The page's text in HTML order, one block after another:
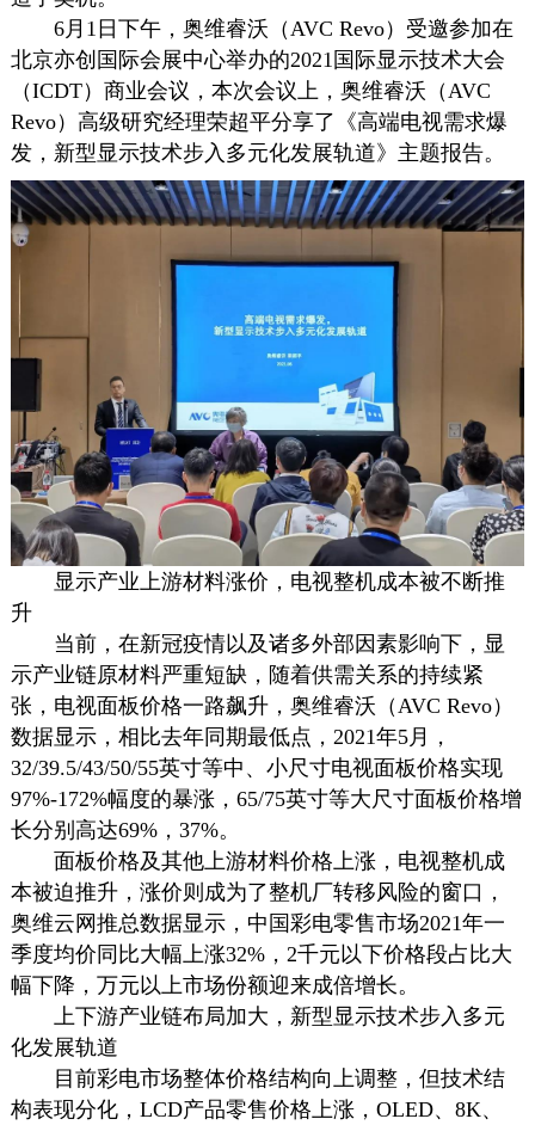
6月1日下午，奥维睿沃（AVC Revo）受邀参加在
北京亦创国际会展中心举办的2021国际显示技术大会
（ICDT）商业会议，本次会议上，奥维睿沃（AVC
Revo）高级研究经理荣超平分享了《高端电视需求爆
发，新型显示技术步入多元化发展轨道》主题报告。
显示产业上游材料涨价，电视整机成本被不断推
升
当前，在新冠疫情以及诸多外部因素影响下，显
示产业链原材料严重短缺，随着供需关系的持续紧
张，电视面板价格一路飙升，奥维睿沃（AVC Revo）
数据显示，相比去年同期最低点，2021年5月，
32/39.5/43/50/55英寸等中、小尺寸电视面板价格实现
97%-172%幅度的暴涨，65/75英寸等大尺寸面板价格增
长分别高达69%，37%。
面板价格及其他上游材料价格上涨，电视整机成
本被迫推升，涨价则成为了整机厂转移风险的窗口，
奥维云网推总数据显示，中国彩电零售市场2021年一
季度均价同比大幅上涨32%，2千元以下价格段占比大
幅下降，万元以上市场份额迎来成倍增长。
上下游产业链布局加大，新型显示技术步入多元
化发展轨道
目前彩电市场整体价格结构向上调整，但技术结
构表现分化，LCD产品零售价格上涨，OLED、8K、